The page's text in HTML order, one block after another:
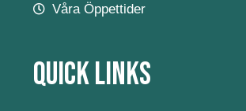
Våra Öppettider
Quick Links